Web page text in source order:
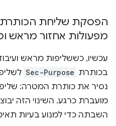
מפעולות אחזור מראש
עכשיו, כששליפות מראש
בכותרת Sec-Purpose
נסיר את כותרת המטרה:
מועברת כרגע. השינוי הזה
השבתה כדי למנוע בעיות